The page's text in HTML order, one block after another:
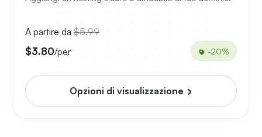
A partire da $5.99
$3.80/per -20%
Opzioni di visualizzazione